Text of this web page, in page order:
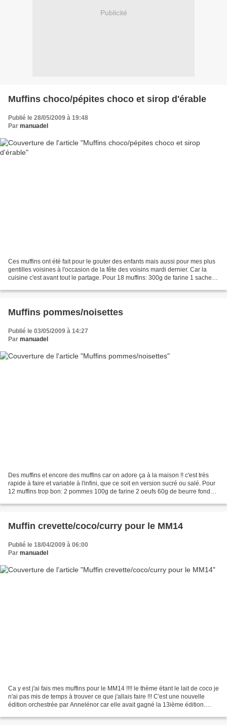
Publicité
Muffins choco/pépites choco et sirop d'érable
Publié le 28/05/2009 à 19:48
Par manuadel
Ces muffins ont été fait pour le gouter des enfants mais aussi pour mes plus
gentilles voisines à l'occasion de la fête des voisins mardi dernier. Car la
cuisine c'est avant tout le partage. Pour 18 muffins: 300g de farine 1 sachet
Muffins pommes/noisettes
Publié le 03/05/2009 à 14:27
Par manuadel
Des muffins et encore des muffins car on adore ça à la maison !! c'est très
rapide à faire et variable à l'infini, que ce soit en version sucré ou salé. Pour
12 muffins trop bon: 2 pommes 100g de farine 2 oeufs 60g de beurre fondu
Muffin crevette/coco/curry pour le MM14
Publié le 18/04/2009 à 06:00
Par manuadel
Ca y est j'ai fais mes muffins pour le MM14 !!!! le thème étant le lait de coco je
n'ai pas mis de temps à trouver ce que j'allais faire !!! C'est une nouvelle
édition orchestrée par Annelénor car elle avait gagné la 13ième édition.